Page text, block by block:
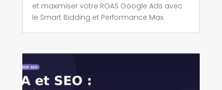
et maximiser votre ROAS Google Ads avec
le Smart Bidding et Performance Max.